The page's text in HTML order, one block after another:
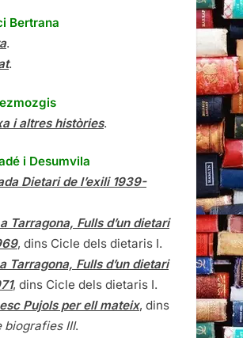
Bertrana
.
.
i altres històries.
i Desumvila
Dietari de l’exili 1939-
Tarragona, Fulls d’un dietari
, dins Cicle dels dietaris I.
Tarragona, Fulls d’un dietari
, dins Cicle dels dietaris I.
Pujols per ell mateix, dins
biografies III.